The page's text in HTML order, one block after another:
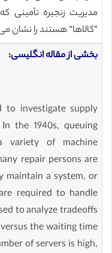
مدیریت زنجیره
“کالاها” هستند را نشان
بخشی از مقاله انگلیسی:
to investigate supply
the 1940s, queuing
variety of machine
repair persons are
maintain a system, or
required to handle
to analyze tradeoffs
the waiting time
of servers is high,